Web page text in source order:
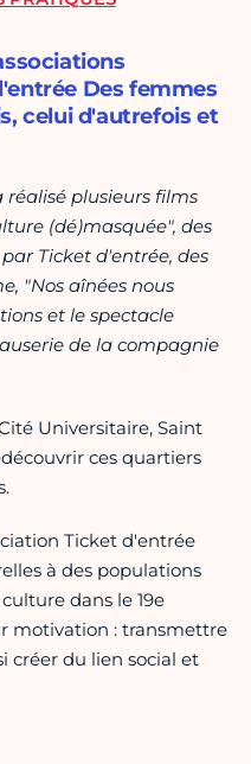
Des femmes
celui d'autrefois et
plusieurs films
(dé)masquée", des
Ticket d'entrée, des
"Nos aînées nous
et le spectacle
de la compagnie
Universitaire, Saint
ces quartiers
Ticket d'entrée
à des populations
dans le 19e
motivation : transmettre
créer du lien social et